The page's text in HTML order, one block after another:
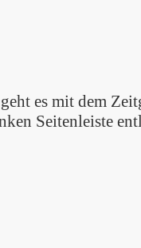
es mit dem
Seitenleiste